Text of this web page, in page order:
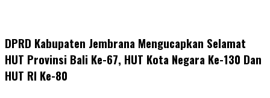
DPRD Kabupaten Jembrana Mengucapkan Selamat
HUT Provinsi Bali Ke-67, HUT Kota Negara Ke-130 Dan
HUT RI Ke-80